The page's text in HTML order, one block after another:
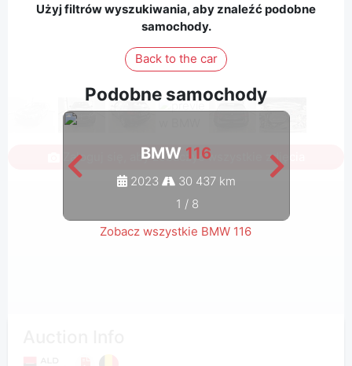
Użyj filtrów wyszukiwania, aby znaleźć podobne
samochody.
Back to the car
Podobne samochody
BMW 116
2023
30 437 km
1 / 8
Zobacz wszystkie BMW 116
Zaloguj się, aby zobaczyć wszystkie zdjęcia